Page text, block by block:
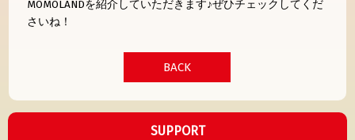
MOMOLANDを紹介していただきます♪ぜひチェックしてくだ
さいね！
BACK
SUPPORT